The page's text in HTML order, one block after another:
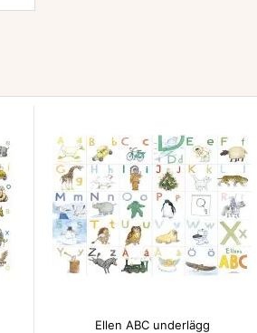

Ellen ABC underlägg